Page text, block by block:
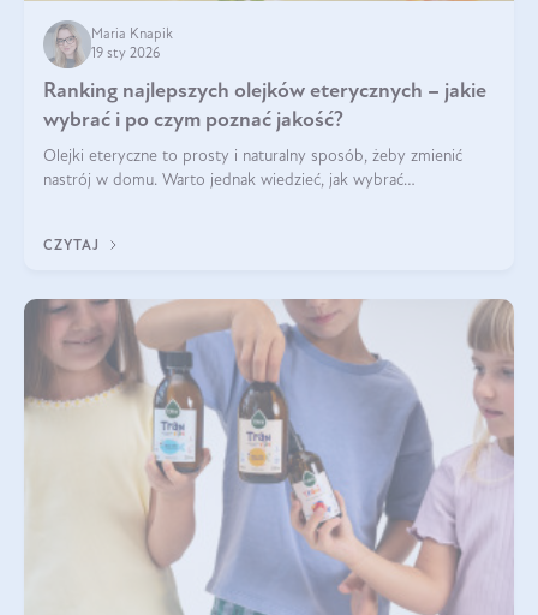
Maria Knapik
19 sty 2026
Ranking najlepszych olejków eterycznych – jakie
wybrać i po czym poznać jakość?
Olejki eteryczne to prosty i naturalny sposób, żeby zmienić
nastrój w domu. Warto jednak wiedzieć, jak wybrać
kryteria wyboru!
CZYTAJ